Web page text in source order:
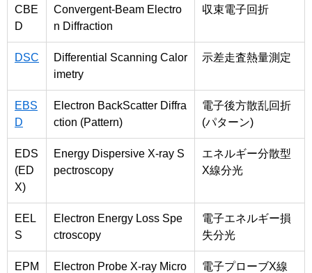
CBE
D
Convergent-Beam Electro
n Diffraction
収束電子回折
DSC
Differential Scanning Calor
imetry
示差走査熱量測定
EBS
D
Electron BackScatter Diffra
ction (Pattern)
電子後方散乱回折
(パターン)
EDS
(ED
X)
Energy Dispersive X-ray S
pectroscopy
エネルギー分散型
X線分光
EEL
S
Electron Energy Loss Spe
ctroscopy
電子エネルギー損
失分光
EPM
Electron Probe X-ray Micro
電子プローブX線